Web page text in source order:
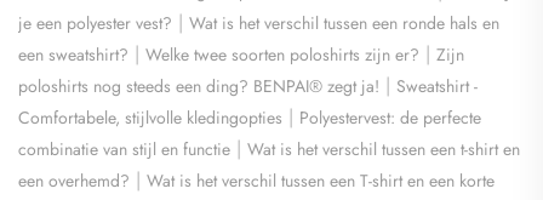
je een polyester vest? | Wat is het verschil tussen een ronde hals en
een sweatshirt? | Welke twee soorten poloshirts zijn er? | Zijn
poloshirts nog steeds een ding? BENPAI® zegt ja! | Sweatshirt -
Comfortabele, stijlvolle kledingopties | ​Polyestervest: de perfecte
combinatie van stijl en functie | Wat is het verschil tussen een t-shirt en
een overhemd? | ​Wat is het verschil tussen een T-shirt en een korte